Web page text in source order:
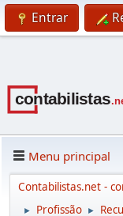
Entrar
Menu principal
Contabilistas.net -
► Profissão ►